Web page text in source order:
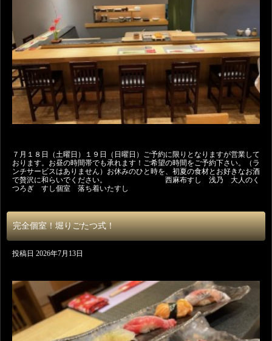
７月１８日（土曜日）１９日（日曜日）ご予約に限りとなりますが営業して
おります。お昼の時間帯でも承れます！ご希望の時間をご予約下さい。（ラ
ンチサービスはありません）お休みのひと時を、初夏の食材とお好きなお酒
で贅沢に和らいでください。 西麻布すし 浅乃 大人のく
つろぎ すし個室 落ち着いたすし
完全個室！堀りごたつ式！
投稿日 2026年7月13日